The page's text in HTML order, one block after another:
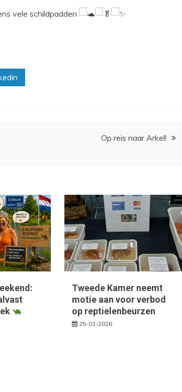
vele schildpadden
Op reis naar Arkel!
Tweede Kamer neemt
motie aan voor verbod
op reptielenbeurzen
25-03-2026